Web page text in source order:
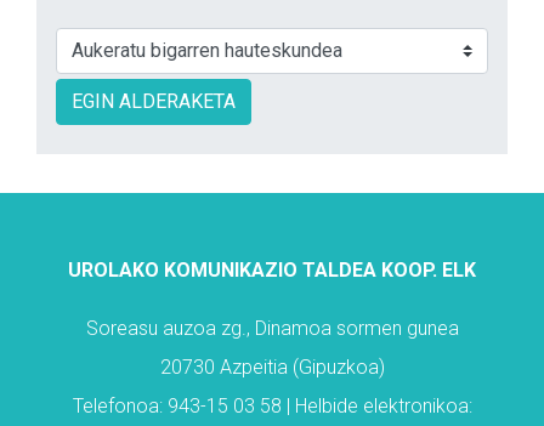
EGIN ALDERAKETA
UROLAKO KOMUNIKAZIO TALDEA KOOP. ELK
Soreasu auzoa zg., Dinamoa sormen gunea
20730 Azpeitia (Gipuzkoa)
Telefonoa: 943-15 03 58 | Helbide elektronikoa: